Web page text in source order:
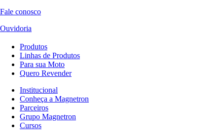
Fale conosco
Ouvidoria
Produtos
Linhas de Produtos
Para sua Moto
Quero Revender
Institucional
Conheça a Magnetron
Parceiros
Grupo Magnetron
Cursos